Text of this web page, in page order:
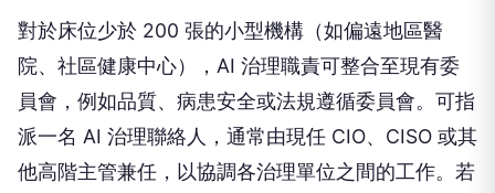
對於床位少於 200 張的小型機構（如偏遠地區醫
院、社區健康中心），AI 治理職責可整合至現有委
員會，例如品質、病患安全或法規遵循委員會。可指
派一名 AI 治理聯絡人，通常由現任 CIO、CISO 或其
他高階主管兼任，以協調各治理單位之間的工作。若